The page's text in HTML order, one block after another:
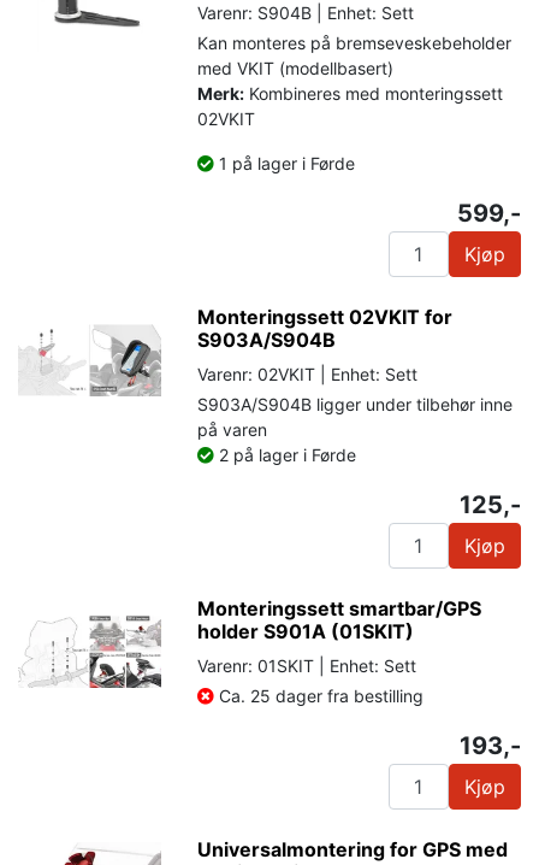
Varenr: S904B | Enhet: Sett
Kan monteres på bremseveskebeholder
med VKIT (modellbasert)
Merk: Kombineres med monteringssett
02VKIT
1 på lager i Førde
599,-
Kjøp
Monteringssett 02VKIT for
S903A/S904B
Varenr: 02VKIT | Enhet: Sett
S903A/S904B ligger under tilbehør inne
på varen
2 på lager i Førde
125,-
Kjøp
Monteringssett smartbar/GPS
holder S901A (01SKIT)
Varenr: 01SKIT | Enhet: Sett
Ca. 25 dager fra bestilling
193,-
Kjøp
Universalmontering for GPS med